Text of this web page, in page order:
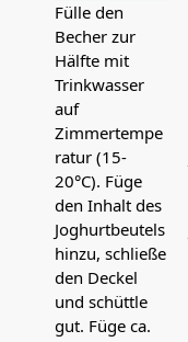
Fülle den
Becher zur
Hälfte mit
Trinkwasser
auf
Zimmertempe
ratur (15-
20°C). Füge
den Inhalt des
Joghurtbeutels
hinzu, schließe
den Deckel
und schüttle
gut. Füge ca.